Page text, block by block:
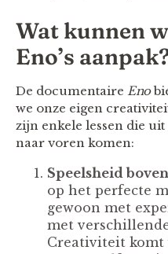
Wat kunnen
Eno’s
De documentaire Eno
we onze eigen
zijn enkele lessen die
naar voren komen:
Speelsheid
op het perfecte
gewoon met
met
Creativiteit